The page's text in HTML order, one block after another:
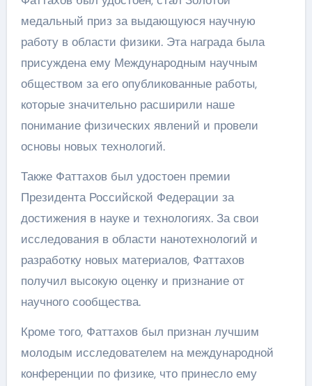
медальный приз за выдающуюся научную
работу в области физики. Эта награда была
присуждена ему Международным научным
обществом за его опубликованные работы,
которые значительно расширили наше
понимание физических явлений и провели
основы новых технологий.
Также Фаттахов был удостоен премии
Президента Российской Федерации за
достижения в науке и технологиях. За свои
исследования в области нанотехнологий и
разработку новых материалов, Фаттахов
получил высокую оценку и признание от
научного сообщества.
Кроме того, Фаттахов был признан лучшим
молодым исследователем на международной
конференции по физике, что принесло ему